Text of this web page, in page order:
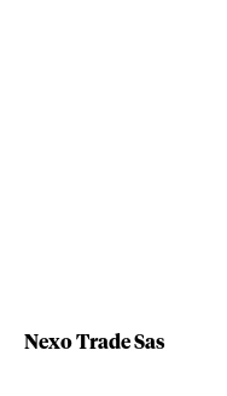
Nexo Trade Sas